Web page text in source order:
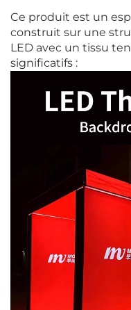
Ce produit est un
construit sur une
LED avec un tissu
significatifs :